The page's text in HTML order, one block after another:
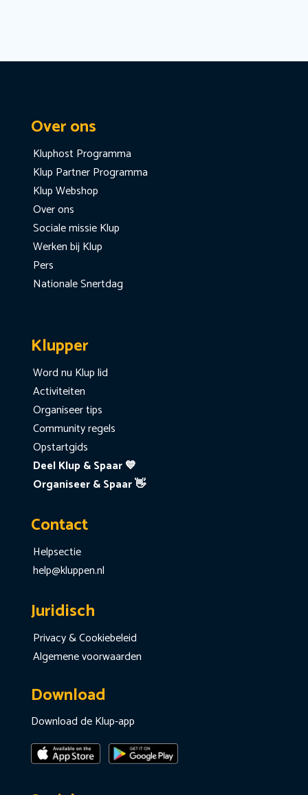
Over ons
Kluphost Programma
Klup Partner Programma
Klup Webshop
Over ons
Sociale missie Klup
Werken bij Klup
Pers
Nationale Snertdag
Klupper
Word nu Klup lid
Activiteiten
Organiseer tips
Community regels
Opstartgids
Deel Klup & Spaar 💙
Organiseer & Spaar 👋
Contact
Helpsectie
help@kluppen.nl
Juridisch
Privacy & Cookiebeleid
Algemene voorwaarden
Download
Download de Klup-app